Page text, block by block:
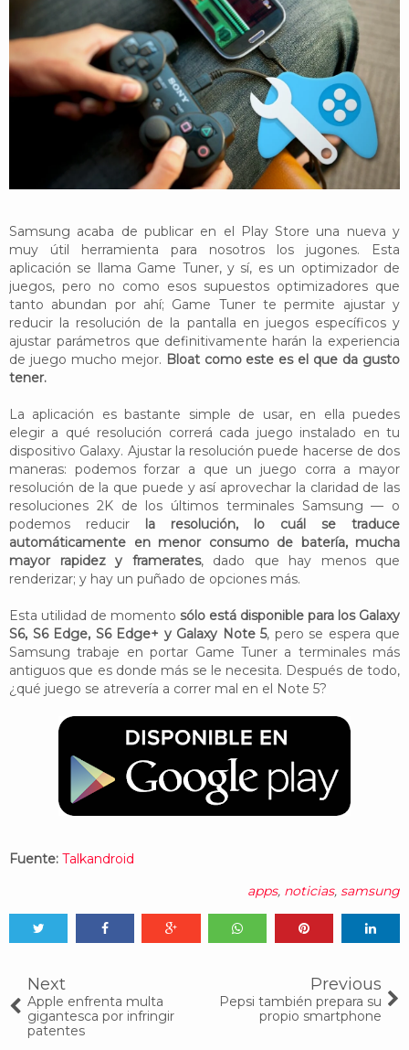
Samsung acaba de publicar en el Play Store una nueva y
muy útil herramienta para nosotros los jugones. Esta
aplicación se llama Game Tuner, y sí, es un optimizador de
juegos, pero no como esos supuestos optimizadores que
tanto abundan por ahí; Game Tuner te permite ajustar y
reducir la resolución de la pantalla en juegos específicos y
ajustar parámetros que definitivamente harán la experiencia
de juego mucho mejor. Bloat como este es el que da gusto
tener.
La aplicación es bastante simple de usar, en ella puedes
elegir a qué resolución correrá cada juego instalado en tu
dispositivo Galaxy. Ajustar la resolución puede hacerse de dos
maneras: podemos forzar a que un juego corra a mayor
resolución de la que puede y así aprovechar la claridad de las
resoluciones 2K de los últimos terminales Samsung — o
podemos reducir la resolución, lo cuál se traduce
automáticamente en menor consumo de batería, mucha
mayor rapidez y framerates, dado que hay menos que
renderizar; y hay un puñado de opciones más.
Esta utilidad de momento sólo está disponible para los Galaxy
S6, S6 Edge, S6 Edge+ y Galaxy Note 5, pero se espera que
Samsung trabaje en portar Game Tuner a terminales más
antiguos que es donde más se le necesita. Después de todo,
¿qué juego se atrevería a correr mal en el Note 5?
Fuente: Talkandroid
apps, noticias, samsung
Next
Apple enfrenta multa
gigantesca por infringir
patentes
Previous
Pepsi también prepara su
propio smartphone
YouTube
Twitter